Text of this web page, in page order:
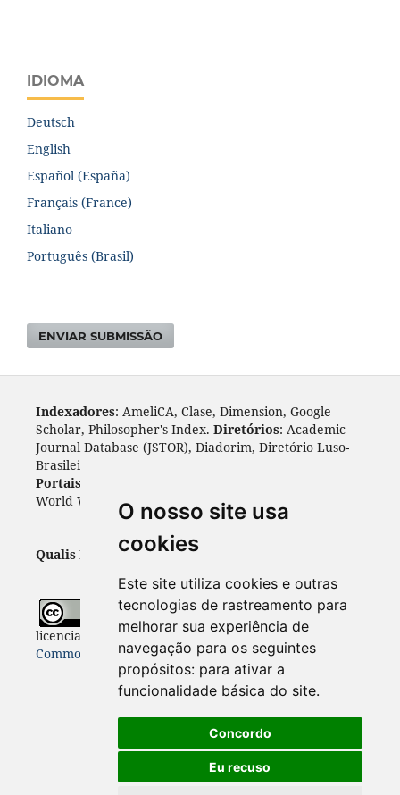
O nosso site usa
cookies
Este site utiliza cookies e outras
tecnologias de rastreamento para
melhorar sua experiência de
navegação para os seguintes
propósitos: para ativar a
funcionalidade básica do site.
Concordo
Eu recuso
IDIOMA
Deutsch
English
Español (España)
Français (France)
Italiano
Português (Brasil)
ENVIAR SUBMISSÃO
Indexadores: AmeliCA, Clase, Dimension, Google
Scholar, Philosopher's Index. Diretórios: Academic
Journal Database (JSTOR), Diadorim, Diretório Luso-
Brasileiro, DOAJ, Journal 4 free, ROAD, Socol@ar.
Portais
World Wide Science.
: Cite Factor, OAJI.
Qualis Periódicos - Capes: A1
Todo o conteúdo desta revista está
licenciado sob aLicençaInternacional Creative
Commons 4.0 (CC BY 4.0)